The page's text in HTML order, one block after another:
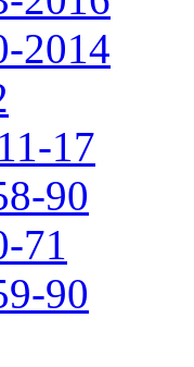
2014
17
90
71
90